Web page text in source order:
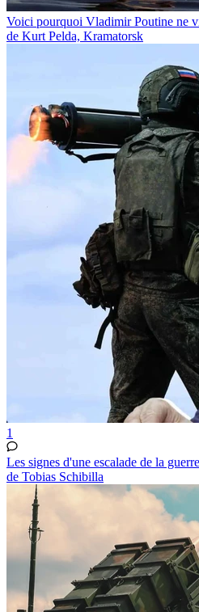
Voici pourquoi Vladimir Poutine ne
de Kurt Pelda, Kramatorsk
1
Les signes d'une escalade de la
de Tobias Schibilla